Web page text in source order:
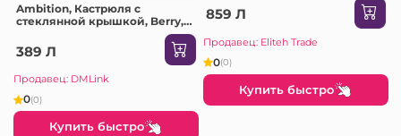
Ambition, Кастрюля с
стеклянной крышкой, Berry,
20 см, 3.5 л, нержавеющая
сталь, закаленное стекло
389 Л
Продавец: DMLink
0(0)
Купить быстро
859 Л
Продавец: Eliteh Trade
0(0)
Купить быстро